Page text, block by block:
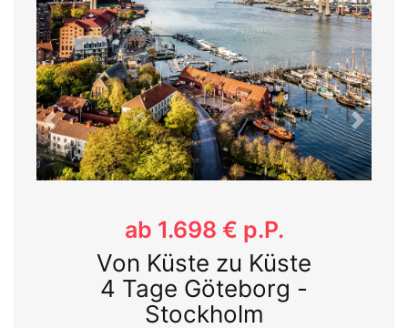
ab 1.101 € p.P.
Götakanal 3 Tage von
Mariestad - Norsholm
Previous Next